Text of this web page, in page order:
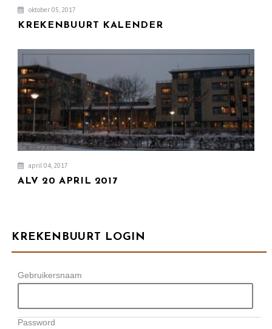
oktober 05, 2017
KREKENBUURT KALENDER
april 04, 2017
ALV 20 APRIL 2017
KREKENBUURT LOGIN
Gebruikersnaam
Password